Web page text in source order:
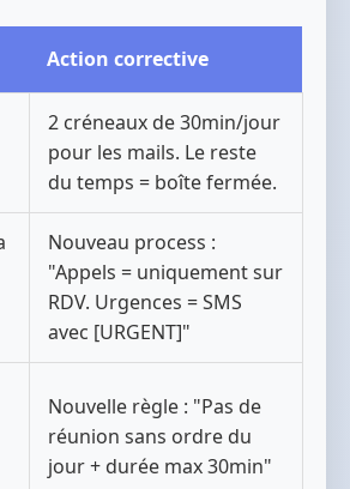
Action corrective
2 créneaux de 30min/jour
pour les mails. Le reste
du temps = boîte fermée.
Nouveau process :
"Appels = uniquement sur
RDV. Urgences = SMS
avec [URGENT]"
Nouvelle règle : "Pas de
réunion sans ordre du
jour + durée max 30min"